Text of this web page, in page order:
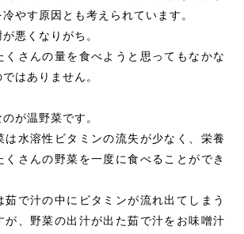
やす原因とも考えられています。
悪くなりがち。
くさんの量を食べようと思ってもなかな
はありません。
が温野菜です。
は水溶性ビタミンの流失が少なく、栄養
くさんの野菜を一度に食べることができ
茹で汁の中にビタミンが流れ出てしまう
が、野菜の出汁が出た茹で汁をお味噌汁